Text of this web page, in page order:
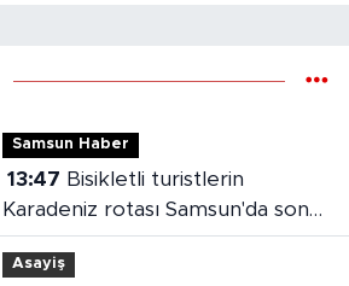
Samsun Haber
13:47
Karadeniz rotası Samsun'da sona
erdi
Asayiş